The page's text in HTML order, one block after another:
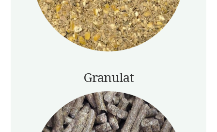
Granulat